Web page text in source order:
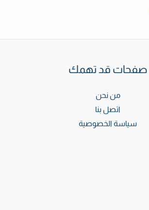
صفحات قد تهمك
من نحن
اتصل بنا
سياسة الخصوصية